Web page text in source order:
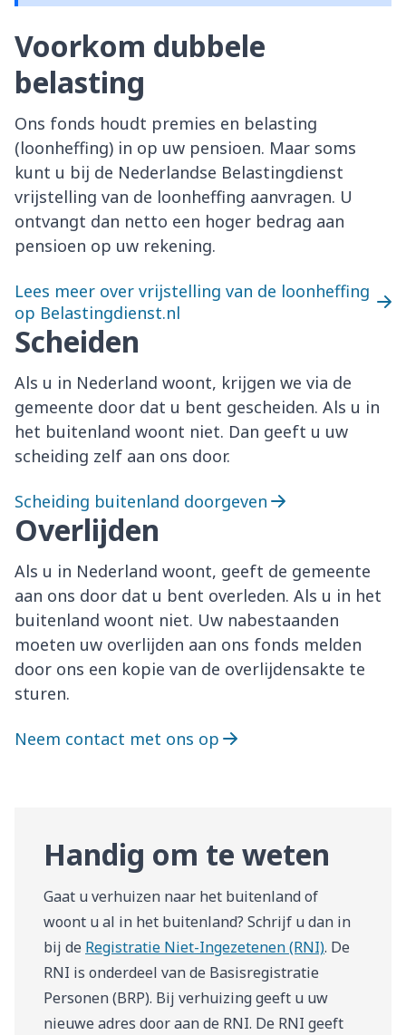
Voorkom dubbele
belasting
Ons fonds houdt premies en belasting
(loonheffing) in op uw pensioen. Maar soms
kunt u bij de Nederlandse Belastingdienst
vrijstelling van de loonheffing aanvragen. U
ontvangt dan netto een hoger bedrag aan
pensioen op uw rekening.
Lees meer over vrijstelling van de loonheffing
op Belastingdienst.nl
Scheiden
Als u in Nederland woont, krijgen we via de
gemeente door dat u bent gescheiden. Als u in
het buitenland woont niet. Dan geeft u uw
scheiding zelf aan ons door.
Scheiding buitenland doorgeven
Overlijden
Als u in Nederland woont, geeft de gemeente
aan ons door dat u bent overleden. Als u in het
buitenland woont niet. Uw nabestaanden
moeten uw overlijden aan ons fonds melden
door ons een kopie van de overlijdensakte te
sturen.
Neem contact met ons op
Handig om te weten
Gaat u verhuizen naar het buitenland of
woont u al in het buitenland? Schrijf u dan in
bij de Registratie Niet-Ingezetenen (RNI). De
RNI is onderdeel van de Basisregistratie
Personen (BRP). Bij verhuizing geeft u uw
nieuwe adres door aan de RNI. De RNI geeft